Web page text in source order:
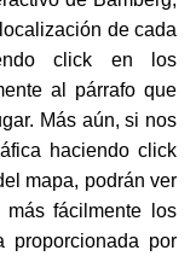
de cada
click en los
al párrafo que
Más aún, si nos
haciendo click
mapa, podrán ver
fácilmente los
proporcionada por